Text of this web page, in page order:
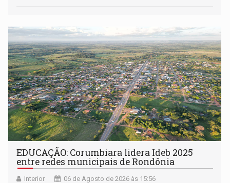
EDUCAÇÃO: Corumbiara lidera Ideb 2025
entre redes municipais de Rondônia
Interior 06 de Agosto de 2026 às 15:56